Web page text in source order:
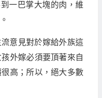
一巴掌大塊的肉，維
意見對於嫁給外族這
外嫁必須要頂著來自
高；所以，絕大多數